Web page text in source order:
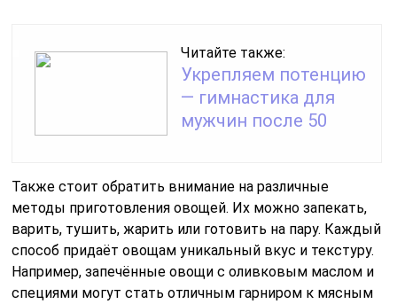
Читайте также:
Укрепляем потенцию
— гимнастика для
мужчин после 50
Также стоит обратить внимание на различные
методы приготовления овощей. Их можно запекать,
варить, тушить, жарить или готовить на пару. Каждый
способ придаёт овощам уникальный вкус и текстуру.
Например, запечённые овощи с оливковым маслом и
специями могут стать отличным гарниром к мясным